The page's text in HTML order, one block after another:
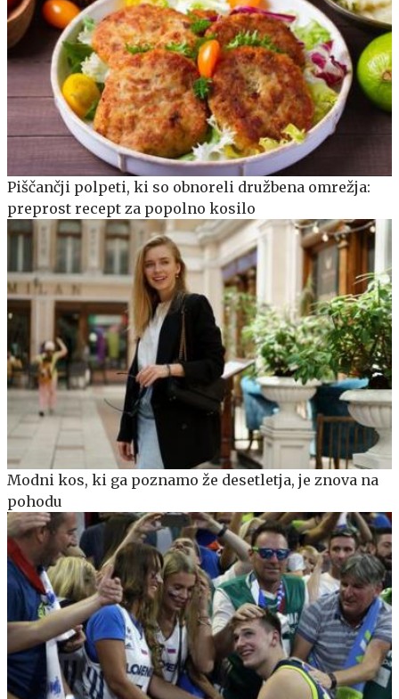
Piščančji polpeti, ki so obnoreli družbena omrežja:
preprost recept za popolno kosilo
Modni kos, ki ga poznamo že desetletja, je znova na
pohodu